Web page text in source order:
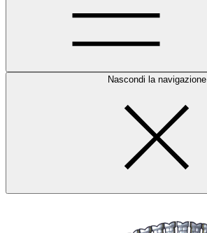
Nascondi la navigazione